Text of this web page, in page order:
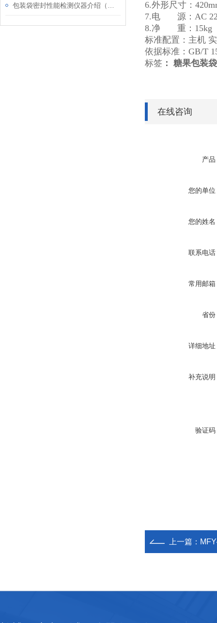
6.外形尺寸：
7.电 源：AC
8.净 重：15kg
标准配置：主机
依据标准：GB/T
标签 ： 糖果包装
在线咨询
产品
您的单位
您的姓名
联系电话
常用邮箱
省份
详细地址
补充说明
验证码
上一篇：